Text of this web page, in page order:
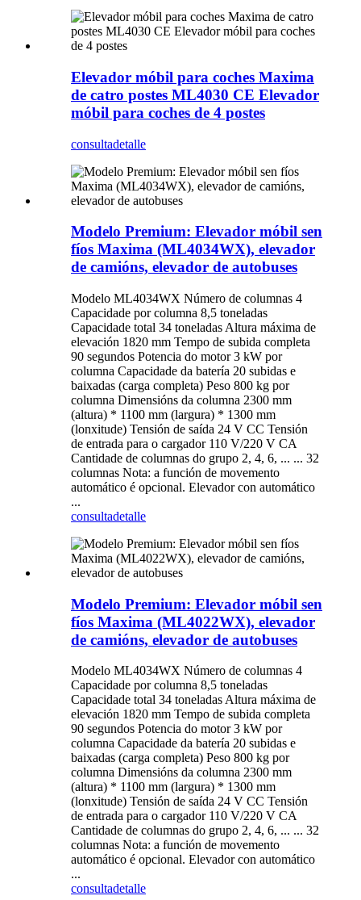
Elevador móbil para coches Maxima
de catro postes ML4030 CE Elevador
móbil para coches de 4 postes
consultadetalle
Modelo Premium: Elevador móbil sen
fíos Maxima (ML4034WX), elevador
de camións, elevador de autobuses
Modelo ML4034WX Número de columnas 4
Capacidade por columna 8,5 toneladas
Capacidade total 34 toneladas Altura máxima de
elevación 1820 mm Tempo de subida completa
90 segundos Potencia do motor 3 kW por
columna Capacidade da batería 20 subidas e
baixadas (carga completa) Peso 800 kg por
columna Dimensións da columna 2300 mm
(altura) * 1100 mm (largura) * 1300 mm
(lonxitude) Tensión de saída 24 V CC Tensión
de entrada para o cargador 110 V/220 V CA
Cantidade de columnas do grupo 2, 4, 6, ... ... 32
columnas Nota: a función de movemento
automático é opcional. Elevador con automático
...
consultadetalle
Modelo Premium: Elevador móbil sen
fíos Maxima (ML4022WX), elevador
de camións, elevador de autobuses
Modelo ML4034WX Número de columnas 4
Capacidade por columna 8,5 toneladas
Capacidade total 34 toneladas Altura máxima de
elevación 1820 mm Tempo de subida completa
90 segundos Potencia do motor 3 kW por
columna Capacidade da batería 20 subidas e
baixadas (carga completa) Peso 800 kg por
columna Dimensións da columna 2300 mm
(altura) * 1100 mm (largura) * 1300 mm
(lonxitude) Tensión de saída 24 V CC Tensión
de entrada para o cargador 110 V/220 V CA
Cantidade de columnas do grupo 2, 4, 6, ... ... 32
columnas Nota: a función de movemento
automático é opcional. Elevador con automático
...
consultadetalle